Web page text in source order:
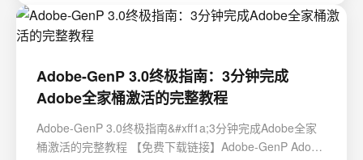
Adobe-GenP 3.0终极指南：3分钟完成
Adobe全家桶激活的完整教程
Adobe-GenP 3.0终极指南&#xff1a;3分钟完成Adobe全家
桶激活的完整教程 【免费下载链接】Adobe-GenP Adobe